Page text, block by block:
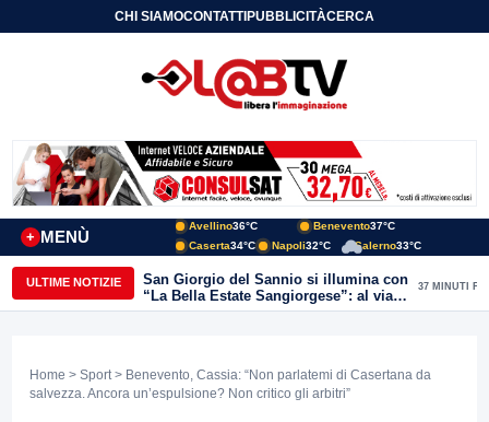
CHI SIAMOCONTATTIPUBBLICITÀCERCA
MENÙ
+
Avellino36°C Benevento37°C
Caserta34°C Napoli32°C Salerno33°C
ULTIME NOTIZIE
San Giorgio del Sannio si illumina con
“La Bella Estate Sangiorgese”: al via la
III edizione tra cultura, musica e grandi
37 MINUTI FA
Home > Sport > Benevento, Cassia: “Non parlatemi di Casertana da
salvezza. Ancora un’espulsione? Non critico gli arbitri”